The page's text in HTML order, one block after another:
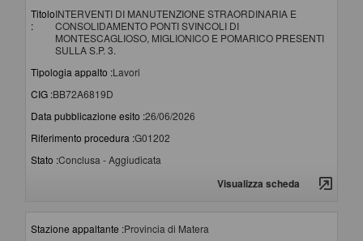
Titolo
:
INTERVENTI DI MANUTENZIONE STRAORDINARIA E
CONSOLIDAMENTO PONTI SVINCOLI DI
MONTESCAGLIOSO, MIGLIONICO E POMARICO PRESENTI
SULLA S.P. 3.
Tipologia appalto :Lavori
CIG :BB72A6819D
Data pubblicazione esito :26/06/2026
Riferimento procedura :G01202
Stato :Conclusa - Aggiudicata
Visualizza scheda
Stazione appaltante :Provincia di Matera